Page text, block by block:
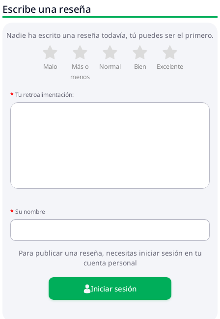
Escribe una reseña
Nadie ha escrito una reseña todavía, tú puedes ser el primero.
Malo
Más o
menos
Normal Bien Excelente
Tu retroalimentación:
Su nombre
Para publicar una reseña, necesitas iniciar sesión en tu
cuenta personal
Iniciar sesión